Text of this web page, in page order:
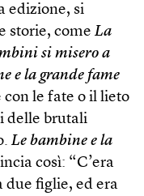
edizione, si
storie, come La
si misero a
e la grande fame
le fate o il lieto
delle brutali
Le bambine e la
così: “C’era
due figlie, ed era